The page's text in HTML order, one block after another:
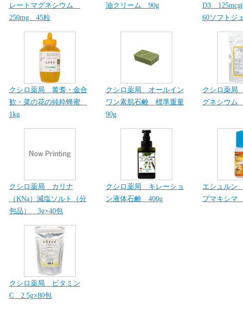
レートマグネシウム
250mg 45粒
油クリーム 90g
D3
60ソフトジ
クシロ薬局 黄耆・金合
歓・菜の花の純粋蜂蜜
1kg
クシロ薬局 オールイン
ワン素肌石鹸 標準重量
90g
クシロ薬局
グネシウム
クシロ薬局 カリナ
（KNa）減塩ソルト（分
包品） 3g×40包
クシロ薬局 キレーショ
ン液体石鹸 400g
エシュルン
プマキシマ
クシロ薬局 ビタミン
C 2.5g×80包